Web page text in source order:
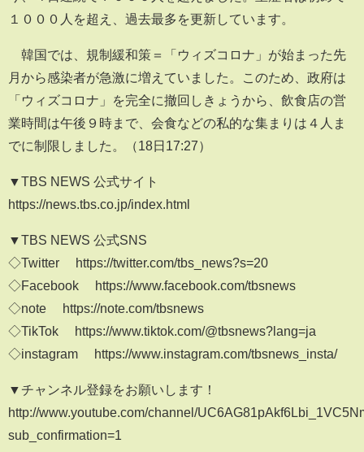
１０００人を超え、過去最多を更新しています。
韓国では、規制緩和策＝「ウィズコロナ」が始まった先
月から感染者が急激に増えていました。このため、政府は
「ウィズコロナ」を完全に撤回しきょうから、飲食店の営
業時間は午後９時まで、会食などの私的な集まりは４人ま
でに制限しました。（18日17:27）
▼TBS NEWS 公式サイト
https://news.tbs.co.jp/index.html
▼TBS NEWS 公式SNS
◇Twitter https://twitter.com/tbs_news?s=20
◇Facebook https://www.facebook.com/tbsnews
◇note https://note.com/tbsnews
◇TikTok https://www.tiktok.com/@tbsnews?lang=ja
◇instagram https://www.instagram.com/tbsnews_insta/
▼チャンネル登録をお願いします！
http://www.youtube.com/channel/
sub_confirmation=1